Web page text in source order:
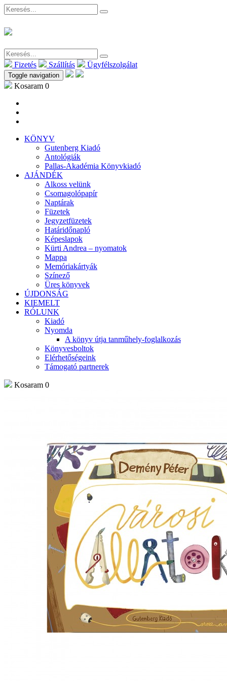
Fizetés Szállítás Ügyfélszolgálat
Toggle navigation
Kosaram 0
KÖNYV
Gutenberg Kiadó
Antológiák
Pallas-Akadémia Könyvkiadó
AJÁNDÉK
Alkoss velünk
Csomagolópapír
Naptárak
Füzetek
Jegyzetfüzetek
Határidőnapló
Képeslapok
Kürti Andrea – nyomatok
Mappa
Memóriakártyák
Színező
Üres könyvek
ÚJDONSÁG
KIEMELT
RÓLUNK
Kiadó
Nyomda
A könyv útja tanműhely-foglalkozás
Könyvesboltok
Elérhetőségeink
Támogató partnerek
Kosaram 0